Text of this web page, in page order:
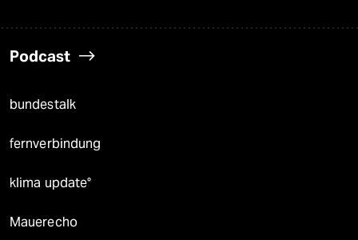
Podcast
bundestalk
fernverbindung
klima update°
Mauerecho